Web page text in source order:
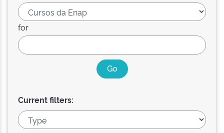
for
Current filters: